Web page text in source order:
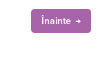
Înainte